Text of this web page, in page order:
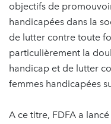
objectifs de
handicapées dans la
de lutter contre toute
particulièrement la
handicap et de lutter
femmes handicapées
A ce titre, FDFA a